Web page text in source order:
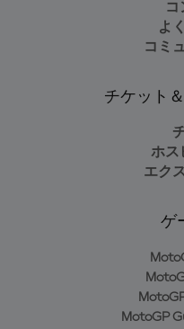
コ
よ
コミ
チケット
ホス
エク
ゲ
MotoGP